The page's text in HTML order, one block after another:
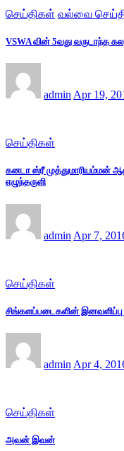
செய்திகள் வல்வை
VSWA வின் 5வது வருடாந்த
admin Apr 19,
செய்திகள்
கனடா ஸ்ரீ முத்துமாரியம்மன்
எழுந்தருளி
admin Apr 7,
செய்திகள்
சிங்களப்படைகளின்
admin Apr 4,
செய்திகள்
அவன் இவன்